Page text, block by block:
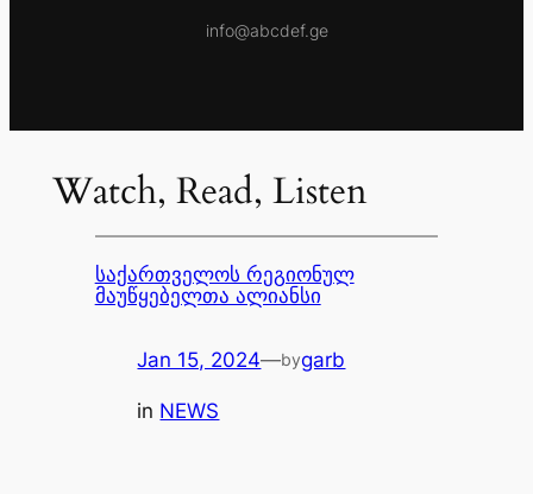
info@abcdef.ge
Watch, Read, Listen
საქართველოს რეგიონულ
მაუწყებელთა ალიანსი
Jan 15, 2024—bygarb
in NEWS